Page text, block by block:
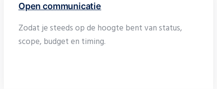
Open communicatie
Zodat je steeds op de hoogte bent van status,
scope, budget en timing.